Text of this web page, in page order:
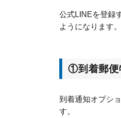
公式LINEを登録
ようになります。
①到着郵便
到着通知オプシ
す。